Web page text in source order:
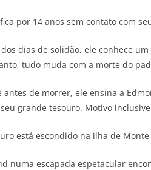
por 14 anos sem contato com
dias de solidão, ele conhece
tudo muda com a morte do
antes de morrer, ele ensina a
grande tesouro. Motivo
está escondido na ilha de Monte
numa escapada espetacular